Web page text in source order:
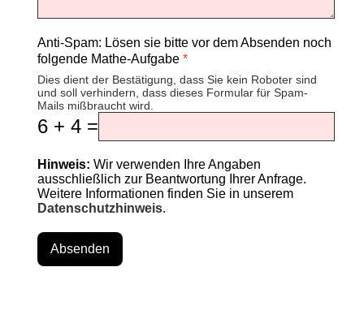
Anti-Spam: Lösen sie bitte vor dem Absenden noch
folgende Mathe-Aufgabe*
Dies dient der Bestätigung, dass Sie kein Roboter sind
und soll verhindern, dass dieses Formular für Spam-
Mails mißbraucht wird.
6 + 4 =
Hinweis: Wir verwenden Ihre Angaben
ausschließlich zur Beantwortung Ihrer Anfrage.
Weitere Informationen finden Sie in unserem
Datenschutzhinweis.
Absenden